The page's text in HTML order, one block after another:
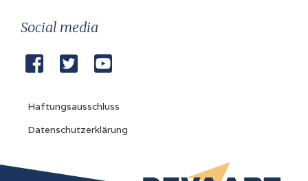
Batterie
Batterieladegerät
Landanschluss
✓
Social media
  
Haftungsausschluss
Datenschutzerklärung